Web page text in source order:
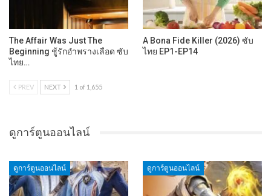
The Affair Was Just The
Beginning ชู้รักอำพรางเลือด ซับ
ไทย…
A Bona Fide Killer (2026) ซับ
ไทย EP1-EP14
PREV NEXT 1 of 1,655
ดูการ์ตูนออนไลน์
ดูการ์ตูนออนไลน์ ดูการ์ตูนออนไลน์